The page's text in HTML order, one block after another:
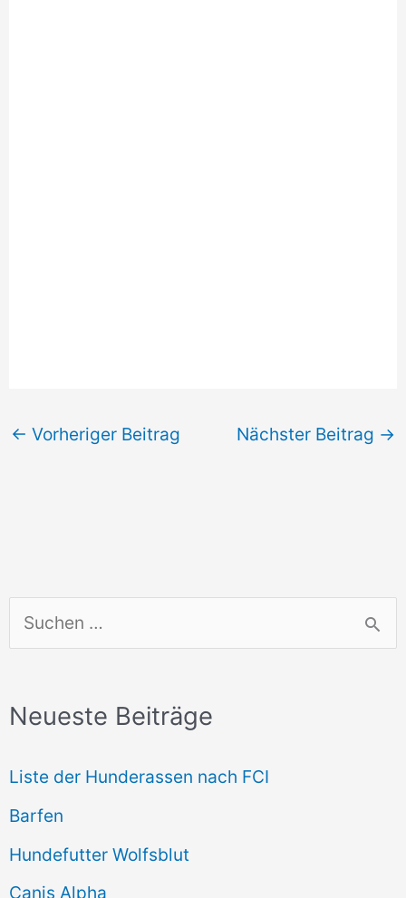
u
h
n
n
a
c
Neueste Beiträge
Liste der Hunderassen nach FCI
Barfen
Hundefutter Wolfsblut
Canis Alpha
← Vorheriger Beitrag Nächster Beitrag →